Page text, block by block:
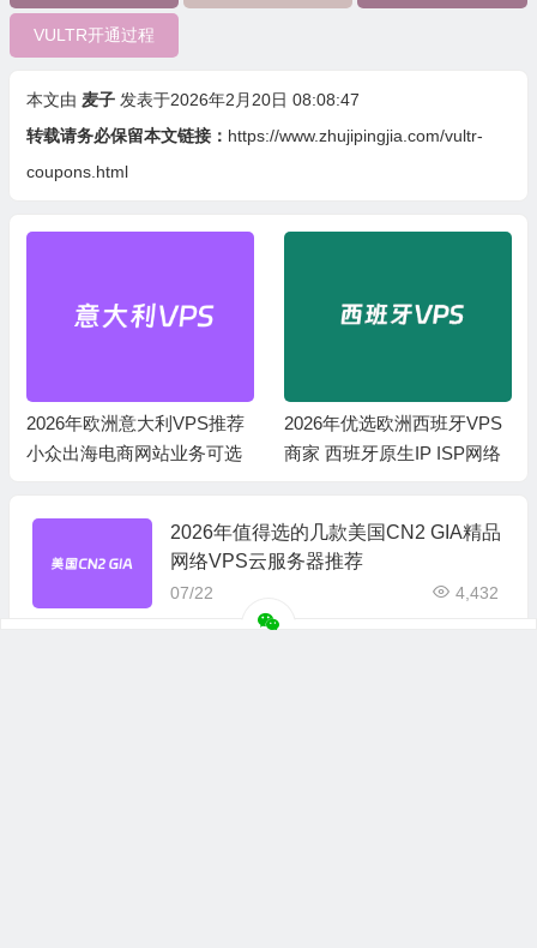
VULTR开通过程
本文由 麦子 发表于2026年2月20日 08:08:47
转载请务必保留本文链接： https://www.zhujipingjia.com/vultr-
coupons.html
2026年欧洲意大利VPS推荐
小众出海电商网站业务可选
2026年优选欧洲西班牙VPS
商家 西班牙原生IP ISP网络
2026年值得选的几款美国CN2 GIA精品
网络VPS云服务器推荐
07/22 4,432